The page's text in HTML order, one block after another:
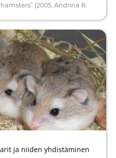
(2005, Andrina R.
ja niiden yhdistäminen